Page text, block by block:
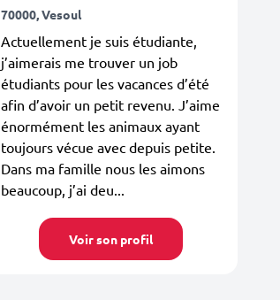
70000, Vesoul
Actuellement je suis étudiante,
j’aimerais me trouver un job
étudiants pour les vacances d’été
afin d’avoir un petit revenu. J’aime
énormément les animaux ayant
toujours vécue avec depuis petite.
Dans ma famille nous les aimons
beaucoup, j’ai deu...
Voir son profil